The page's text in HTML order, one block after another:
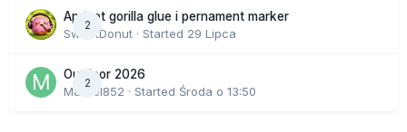
2
Apricot gorilla glue i pernament marker
SweetDonut · Started 29 Lipca
2
Outdoor 2026
Marcel852 · Started Środa o 13:50